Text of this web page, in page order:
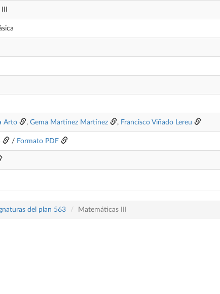
Arto , Gema Martínez Martínez , Francisco Viñado Lereu
/ Formato PDF
del plan 563 Matemáticas III